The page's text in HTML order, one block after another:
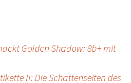
Golden Shadow: 8b+ mit
II: Die Schattenseiten des